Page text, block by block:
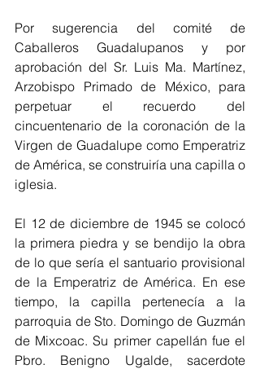
Por sugerencia del comité de
Caballeros Guadalupanos y por
aprobación del Sr. Luis Ma. Martínez,
Arzobispo Primado de México, para
perpetuar el recuerdo del
cincuentenario de la coronación de la
Virgen de Guadalupe como Emperatriz
de América, se construiría una capilla o
iglesia.
El 12 de diciembre de 1945 se colocó
la primera piedra y se bendijo la obra
de lo que sería el santuario provisional
de la Emperatriz de América. En ese
tiempo, la capilla pertenecía a la
parroquia de Sto. Domingo de Guzmán
de Mixcoac. Su primer capellán fue el
Pbro. Benigno Ugalde, sacerdote